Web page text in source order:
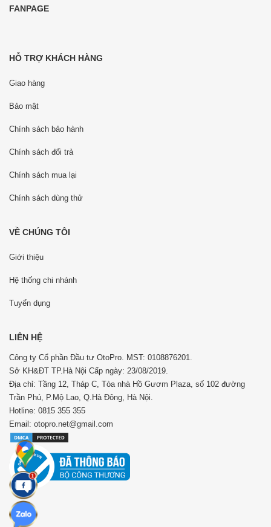
FANPAGE
HỖ TRỢ KHÁCH HÀNG
Giao hàng
Bảo mật
Chính sách bảo hành
Chính sách đổi trả
Chính sách mua lại
Chính sách dùng thử
VỀ CHÚNG TÔI
Giới thiệu
Hệ thống chi nhánh
Tuyển dụng
LIÊN HỆ
Công ty Cổ phần Đầu tư OtoPro. MST: 0108876201.
Sở KH&ĐT TP.Hà Nội Cấp ngày: 23/08/2019.
Địa chỉ: Tầng 12, Tháp C, Tòa nhà Hồ Gươm Plaza, số 102 đường
Trần Phú, P.Mộ Lao, Q.Hà Đông, Hà Nội.
Hotline: 0815 355 355
Email: otopro.net@gmail.com